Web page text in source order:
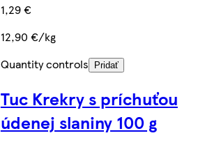
1,29 €
12,90 €/kg
Quantity controls
Pridať
Tuc Krekry s príchuťou
údenej slaniny 100 g